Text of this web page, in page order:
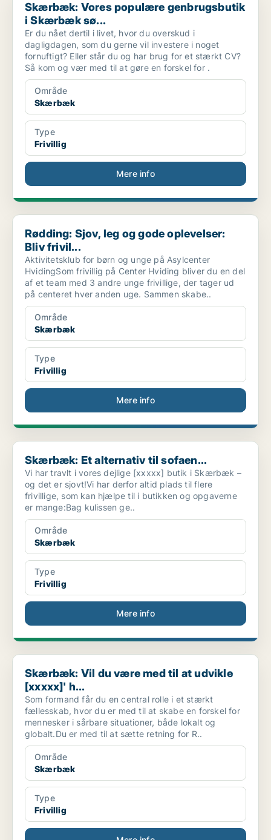
Skærbæk: Vores populære genbrugsbutik
i Skærbæk sø...
Er du nået dertil i livet, hvor du overskud i
dagligdagen, som du gerne vil investere i noget
fornuftigt? Eller står du og har brug for et stærkt CV?
Så kom og vær med til at gøre en forskel for .
Område
Skærbæk
Type
Frivillig
Mere info
Rødding: Sjov, leg og gode oplevelser: Bliv frivil...
Rødding: Sjov, leg og gode oplevelser:
Bliv frivil...
Aktivitetsklub for børn og unge på Asylcenter
HvidingSom frivillig på Center Hviding bliver du en del
af et team med 3 andre unge frivillige, der tager ud
på centeret hver anden uge. Sammen skabe..
Område
Skærbæk
Type
Frivillig
Mere info
Skærbæk: Et alternativ til sofaen...
Skærbæk: Et alternativ til sofaen...
Vi har travlt i vores dejlige [xxxxx] butik i Skærbæk –
og det er sjovt!Vi har derfor altid plads til flere
frivillige, som kan hjælpe til i butikken og opgaverne
er mange:Bag kulissen ge..
Område
Skærbæk
Type
Frivillig
Mere info
Skærbæk: Vil du være med til at udvikle [xxxxx]' h...
Skærbæk: Vil du være med til at udvikle
[xxxxx]' h...
Som formand får du en central rolle i et stærkt
fællesskab, hvor du er med til at skabe en forskel for
mennesker i sårbare situationer, både lokalt og
globalt.Du er med til at sætte retning for R..
Område
Skærbæk
Type
Frivillig